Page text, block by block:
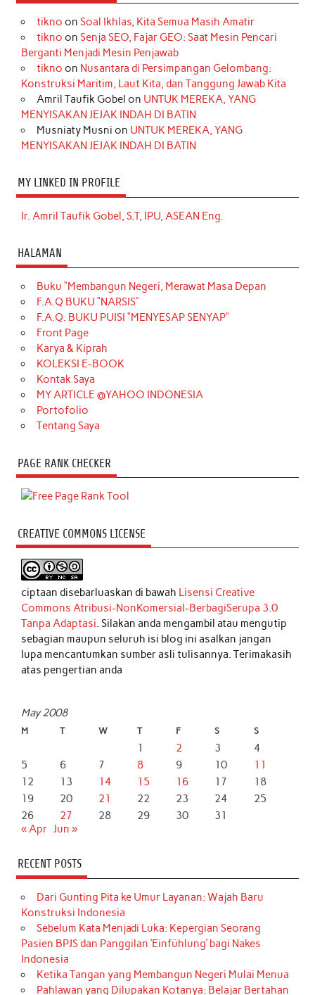
tikno on Soal Ikhlas, Kita Semua Masih Amatir
tikno on Senja SEO, Fajar GEO: Saat Mesin Pencari
Berganti Menjadi Mesin Penjawab
tikno on Nusantara di Persimpangan Gelombang:
Konstruksi Maritim, Laut Kita, dan Tanggung Jawab Kita
Amril Taufik Gobel on UNTUK MEREKA, YANG
MENYISAKAN JEJAK INDAH DI BATIN
Musniaty Musni on UNTUK MEREKA, YANG
MENYISAKAN JEJAK INDAH DI BATIN
MY LINKED IN PROFILE
Ir. Amril Taufik Gobel, S.T, IPU, ASEAN Eng.
HALAMAN
Buku “Membangun Negeri, Merawat Masa Depan
F.A.Q BUKU “NARSIS”
F.A.Q. BUKU PUISI “MENYESAP SENYAP”
Front Page
Karya & Kiprah
KOLEKSI E-BOOK
Kontak Saya
MY ARTICLE @YAHOO INDONESIA
Portofolio
Tentang Saya
PAGE RANK CHECKER
CREATIVE COMMONS LICENSE
ciptaan disebarluaskan di bawah Lisensi Creative
Commons Atribusi-NonKomersial-BerbagiSerupa 3.0
Tanpa Adaptasi. Silakan anda mengambil atau mengutip
sebagian maupun seluruh isi blog ini asalkan jangan
lupa mencantumkan sumber asli tulisannya. Terimakasih
atas pengertian anda
May 2008
M T W T F S S
1 2 3
4
5
6 7 8 9 10
11
12
13 14 15 16 17
18
19
20 21 22 23 24
25
26
27 28 29 30
31
« Apr Jun »
RECENT POSTS
Dari Gunting Pita ke Umur Layanan: Wajah Baru
Konstruksi Indonesia
Sebelum Kata Menjadi Luka: Kepergian Seorang
Pasien BPJS dan Panggilan ‘Einfühlung’ bagi Nakes
Indonesia
Ketika Tangan yang Membangun Negeri Mulai Menua
Pahlawan yang Dilupakan Kotanya: Belajar Bertahan